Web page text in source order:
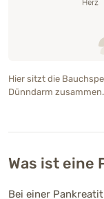
Hier sitzt die
Dünndarm zusammen.
Was ist eine
Bei einer